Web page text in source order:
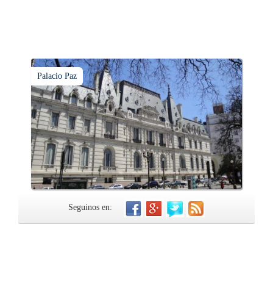
Palacio Paz
Seguinos en: